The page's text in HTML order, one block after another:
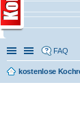
Schnellzugriff
Linkliste
FAQ
kostenlose